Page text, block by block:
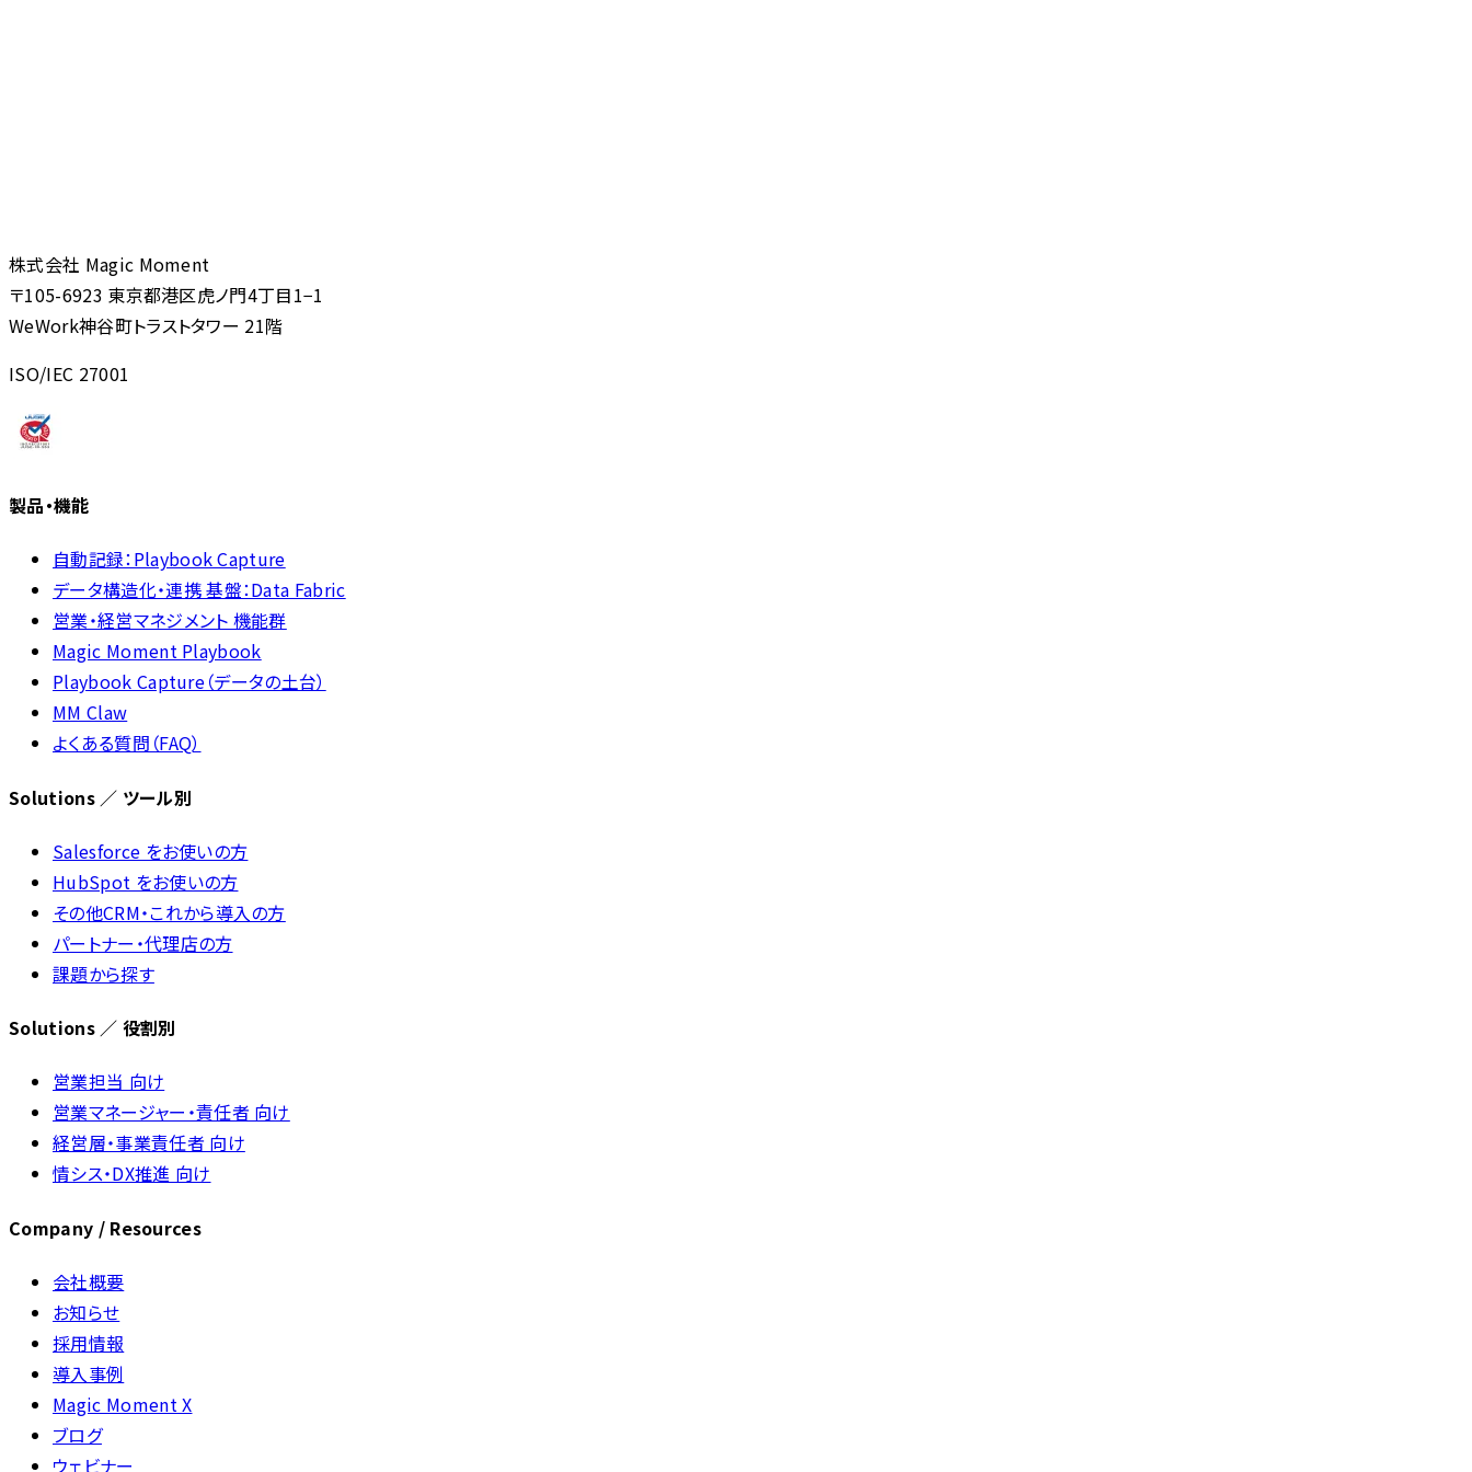
株式会社 Magic Moment
〒105-6923 東京都港区虎ノ門4丁目1−1
WeWork神谷町トラストタワー 21階
ISO/IEC 27001
製品・機能
自動記録：Playbook Capture
データ構造化・連携 基盤：Data Fabric
営業・経営マネジメント 機能群
Magic Moment Playbook
Playbook Capture（データの土台）
MM Claw
よくある質問（FAQ）
Solutions ／ ツール別
Salesforce をお使いの方
HubSpot をお使いの方
その他CRM・これから導入の方
パートナー・代理店の方
課題から探す
Solutions ／ 役割別
営業担当 向け
営業マネージャー・責任者 向け
経営層・事業責任者 向け
情シス・DX推進 向け
Company / Resources
会社概要
お知らせ
採用情報
導入事例
Magic Moment X
ブログ
ウェビナー